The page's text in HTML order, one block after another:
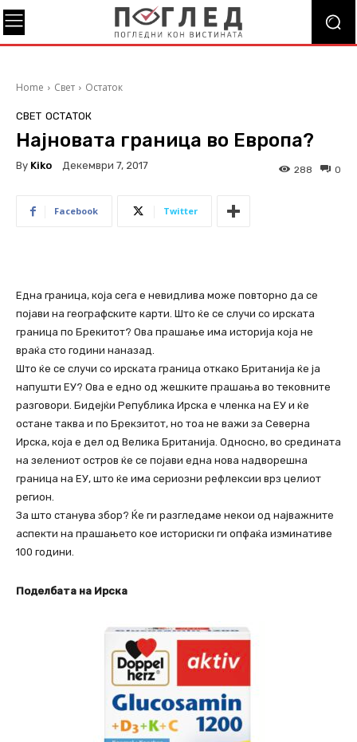
Home Свет Остаток
СВЕТ ОСТАТОК
Најновата граница во Европа?
By Kiko Декември 7, 2017 0
288
Facebook Twitter
Една граница, која сега е невидлива може повторно да се
појави на географските карти. Што ќе се случи со ирската
граница по Брекитот? Ова прашање има историја која не
враќа сто години наназад.
Што ќе се случи со ирската граница откако Британија ќе ја
напушти ЕУ? Ова е едно од жешките прашања во тековните
разговори. Бидејќи Република Ирска е членка на ЕУ и ќе
остане таква и по Брекзитот, но тоа не важи за Северна
Ирска, која е дел од Велика Британија. Односно, во средината
на зелениот остров ќе се појави една нова надворешна
граница на ЕУ, што ќе има сериозни рефлексии врз целиот
регион.
За што станува збор? Ќе ги разгледаме некои од најважните
аспекти на прашањето кое историски ги опфаќа изминативе
100 години.
Поделбата на Ирска